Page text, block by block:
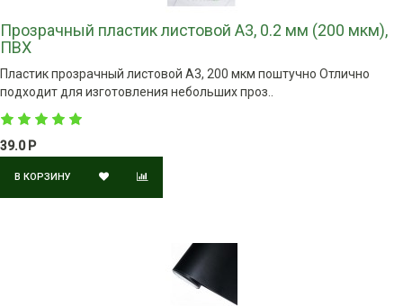
Прозрачный пластик листовой А3, 0.2 мм (200 мкм),
ПВХ
Пластик прозрачный листовой А3, 200 мкм поштучно Отлично
подходит для изготовления небольших проз..
39.0 Р
В КОРЗИНУ